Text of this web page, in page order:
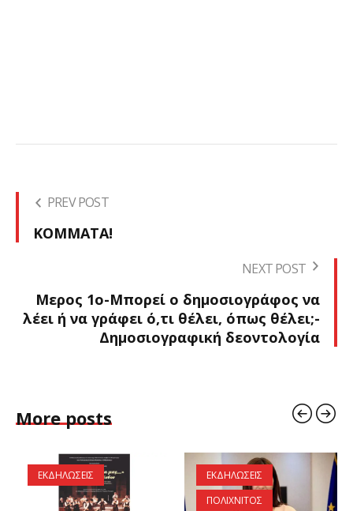
PREV POST
ΚΟΜΜΑΤΑ!
NEXT POST
Μερος 1ο-Μπορεί ο δημοσιογράφος να
λέει ή να γράφει ό,τι θέλει, όπως θέλει;-
Δημοσιογραφική δεοντολογία
More posts
ΕΚΔΗΛΩΣΕΙΣ
ΕΚΔΗΛΩΣΕΙΣ
ΠΟΛΙΧΝΙΤΟΣ